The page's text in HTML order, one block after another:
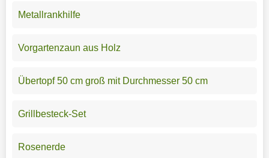
Metallrankhilfe
Vorgartenzaun aus Holz
Übertopf 50 cm groß mit Durchmesser 50 cm
Grillbesteck-Set
Rosenerde